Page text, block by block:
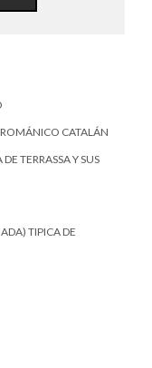
ROMÁNICO CATALÁN
TERRASSA Y SUS
TIPICA DE